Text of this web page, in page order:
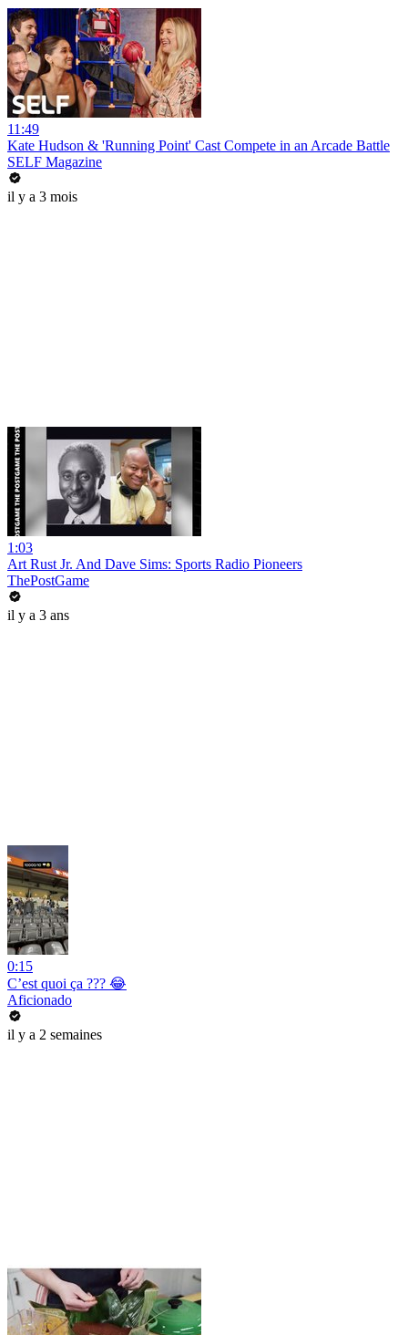
11:49
Kate Hudson & 'Running Point' Cast Compete in an Arcade Battle
SELF Magazine
il y a 3 mois
1:03
Art Rust Jr. And Dave Sims: Sports Radio Pioneers
ThePostGame
il y a 3 ans
0:15
C’est quoi ça ??? 😂
Aficionado
il y a 2 semaines